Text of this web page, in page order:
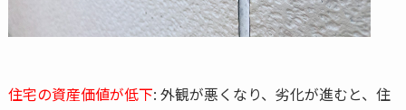
住宅の資産価値が低下: 外観が悪くなり、劣化が進むと、住